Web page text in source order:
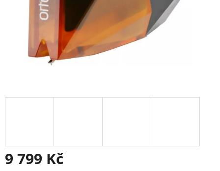
9 799 Kč